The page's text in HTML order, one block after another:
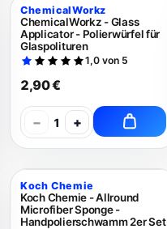
ChemicalWorkz
ChemicalWorkz - Glass
Applicator - Polierwürfel für
Glaspolituren
1,0 von 5
2,90 €
− 1 +
Koch Chemie
Koch Chemie - Allround
Microfiber Sponge -
Handpolierschwamm 2er Set